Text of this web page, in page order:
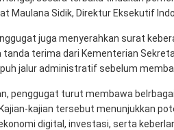
Maulana Sidik, Direktur Eksekutif
juga menyerahkan surat
tanda terima dari Kementerian
jalur administratif sebelum
penggugat turut membawa
kajian tersebut menunjukkan
digital, investasi, serta